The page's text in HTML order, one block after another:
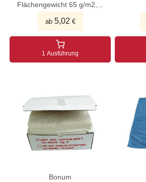
Flächengewicht 65 g/m2,...
ab 5,02 €
1 Ausführung
Bonum